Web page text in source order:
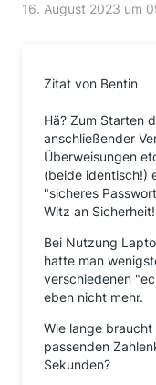
16. August 2023 um
Zitat von Bentin
Hä? Zum Starten
anschließender
Überweisungen
(beide identisch!)
"sicheres
Witz an Sicherheit!
Bei Nutzung
hatte man
verschiedenen
eben nicht mehr.
Wie lange
passenden
Sekunden?